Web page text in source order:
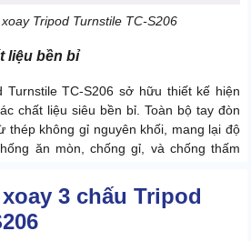
Tripod Turnstile TC-S206
liệu bền bỉ
Turnstile TC-S206 sở hữu thiết kế hiện
chất liệu siêu bền bỉ. Toàn bộ tay đòn
thép không gỉ nguyên khối, mang lại độ
ăn mòn, chống gỉ, và chống thấm
3 chấu Tripod